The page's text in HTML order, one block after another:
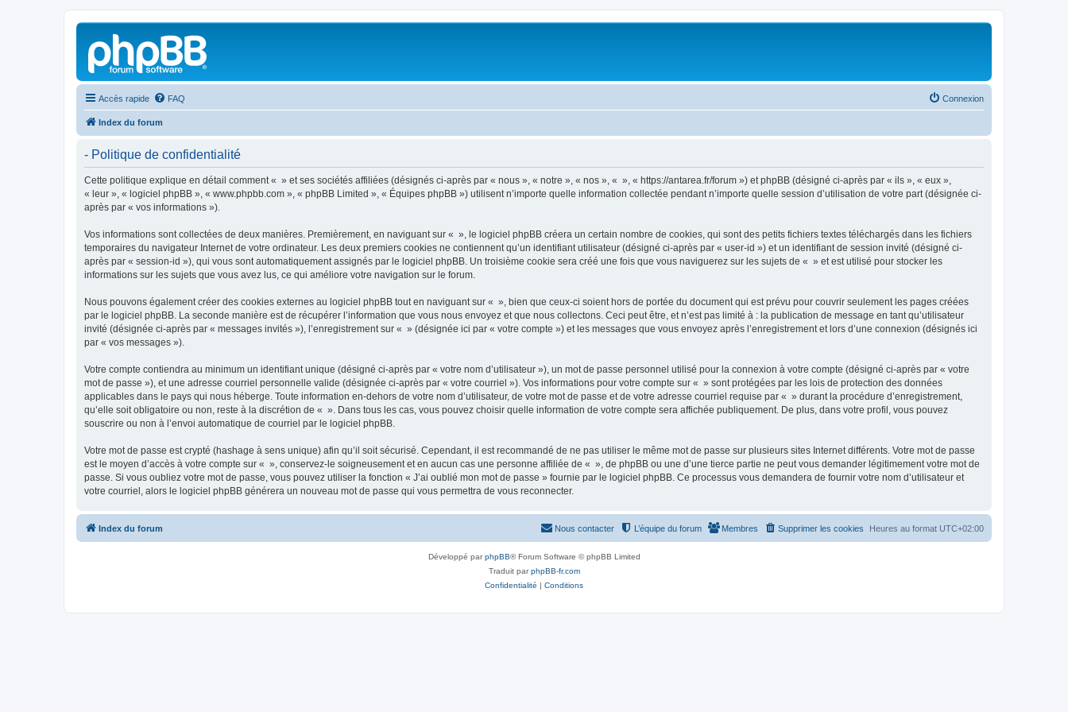
Accès rapide FAQ Connexion
Index du forum
- Politique de confidentialité
Cette politique explique en détail comment « » et ses sociétés affiliées (désignés ci-après par « nous », « notre », « nos », « », « https://antarea.fr/forum ») et phpBB (désigné ci-après par « ils », « eux »,
« leur », « logiciel phpBB », « www.phpbb.com », « phpBB Limited », « Équipes phpBB ») utilisent n’importe quelle information collectée pendant n’importe quelle session d’utilisation de votre part (désignée ci-
après par « vos informations »).
Vos informations sont collectées de deux manières. Premièrement, en naviguant sur « », le logiciel phpBB créera un certain nombre de cookies, qui sont des petits fichiers textes téléchargés dans les fichiers
temporaires du navigateur Internet de votre ordinateur. Les deux premiers cookies ne contiennent qu’un identifiant utilisateur (désigné ci-après par « user-id ») et un identifiant de session invité (désigné ci-
après par « session-id »), qui vous sont automatiquement assignés par le logiciel phpBB. Un troisième cookie sera créé une fois que vous naviguerez sur les sujets de « » et est utilisé pour stocker les
informations sur les sujets que vous avez lus, ce qui améliore votre navigation sur le forum.
Nous pouvons également créer des cookies externes au logiciel phpBB tout en naviguant sur « », bien que ceux-ci soient hors de portée du document qui est prévu pour couvrir seulement les pages créées
par le logiciel phpBB. La seconde manière est de récupérer l’information que vous nous envoyez et que nous collectons. Ceci peut être, et n’est pas limité à : la publication de message en tant qu’utilisateur
invité (désignée ci-après par « messages invités »), l’enregistrement sur « » (désignée ici par « votre compte ») et les messages que vous envoyez après l’enregistrement et lors d’une connexion (désignés ici
par « vos messages »).
Votre compte contiendra au minimum un identifiant unique (désigné ci-après par « votre nom d’utilisateur »), un mot de passe personnel utilisé pour la connexion à votre compte (désigné ci-après par « votre
mot de passe »), et une adresse courriel personnelle valide (désignée ci-après par « votre courriel »). Vos informations pour votre compte sur « » sont protégées par les lois de protection des données
applicables dans le pays qui nous héberge. Toute information en-dehors de votre nom d’utilisateur, de votre mot de passe et de votre adresse courriel requise par « » durant la procédure d’enregistrement,
qu’elle soit obligatoire ou non, reste à la discrétion de « ». Dans tous les cas, vous pouvez choisir quelle information de votre compte sera affichée publiquement. De plus, dans votre profil, vous pouvez
souscrire ou non à l’envoi automatique de courriel par le logiciel phpBB.
Votre mot de passe est crypté (hashage à sens unique) afin qu’il soit sécurisé. Cependant, il est recommandé de ne pas utiliser le même mot de passe sur plusieurs sites Internet différents. Votre mot de passe
est le moyen d’accès à votre compte sur « », conservez-le soigneusement et en aucun cas une personne affiliée de « », de phpBB ou une d’une tierce partie ne peut vous demander légitimement votre mot de
passe. Si vous oubliez votre mot de passe, vous pouvez utiliser la fonction « J’ai oublié mon mot de passe » fournie par le logiciel phpBB. Ce processus vous demandera de fournir votre nom d’utilisateur et
votre courriel, alors le logiciel phpBB générera un nouveau mot de passe qui vous permettra de vous reconnecter.
Index du forum Heures au format UTC+02:00
Supprimer les cookies
Membres
L’équipe du forum
Nous contacter
Développé parphpBB® Forum Software © phpBB Limited
Traduit parphpBB-fr.com
Confidentialité | Conditions